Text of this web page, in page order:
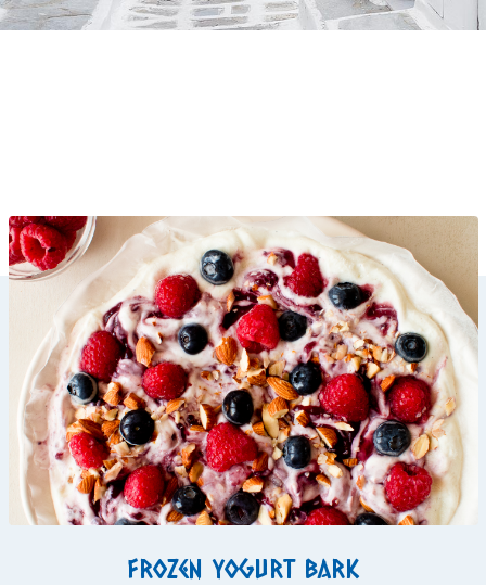
Frozen yogurt bark